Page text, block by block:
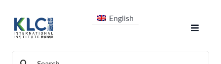
English
Toggle